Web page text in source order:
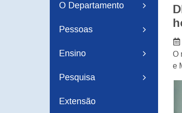
O Departamento
Pessoas
Ensino
Pesquisa
Extensão
O
e